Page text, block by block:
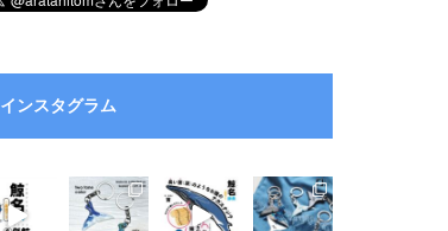
インスタグラム